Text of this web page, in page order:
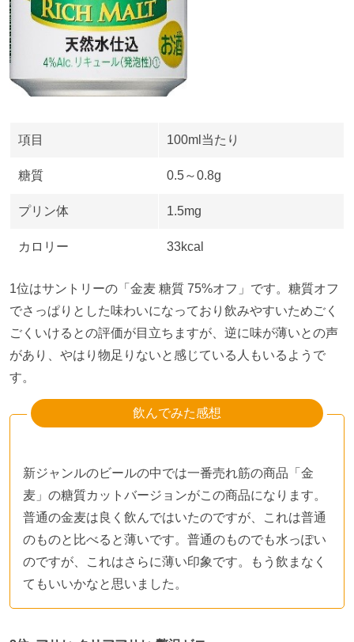
項目 100ml当たり
糖質 0.5～0.8g
プリン体 1.5mg
カロリー 33kcal
1位はサントリーの「金麦 糖質 75%オフ」です。糖質オフ
でさっぱりとした味わいになっており飲みやすいためごく
ごくいけるとの評価が目立ちますが、逆に味が薄いとの声
があり、やはり物足りないと感じている人もいるようで
す。
飲んでみた感想
新ジャンルのビールの中では一番売れ筋の商品「金
麦」の糖質カットバージョンがこの商品になります。
普通の金麦は良く飲んではいたのですが、これは普通
のものと比べると薄いです。普通のものでも水っぽい
のですが、これはさらに薄い印象です。もう飲まなく
てもいいかなと思いました。